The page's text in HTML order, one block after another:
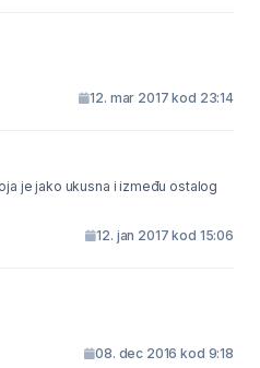
12. mar 2017 kod 23:14
je jako ukusna i između ostalog
12. jan 2017 kod 15:06
08. dec 2016 kod 9:18